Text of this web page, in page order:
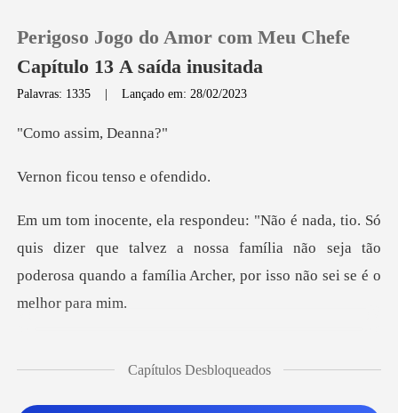
Loja
Perigoso Jogo do Amor com Meu Chefe
Capítulo 13 A saída inusitada
Palavras: 1335 |Lançado em: 28/02/2023
ssim, D
ou tenso e
dizer que talvez a nossa família não seja tão
poderosa quan
confusa e infeliz.
Capítulos Desbloqueados